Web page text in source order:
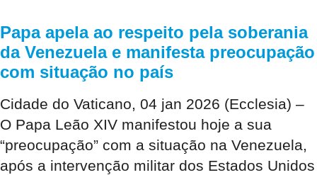
Papa apela ao respeito pela soberania
da Venezuela e manifesta preocupação
com situação no país
Cidade do Vaticano, 04 jan 2026 (Ecclesia) –
O Papa Leão XIV manifestou hoje a sua
“preocupação” com a situação na Venezuela,
após a intervenção militar dos Estados Unidos